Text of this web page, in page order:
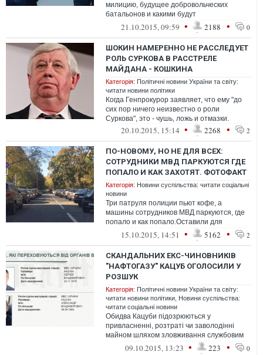
милицию, будущее добровольческих
батальонов и какими будут
спецподразделения полиции и
21.10.2015, 09:59 • 2188 • 0
ШОКИН НАМЕРЕННО НЕ РАССЛЕДУЕТ
РОЛЬ СУРКОВА В РАССТРЕЛЕ
МАЙДАНА - КОШКИНА
Категорія: Політичні новини України та світу:
читати новини політики
Когда Генпрокурор заявляет, что ему "до
сих пор ничего неизвестно о роли
Суркова", это - чушь, ложь и отмазки.
20.10.2015, 15:14 • 2268 • 2
ПО-НОВОМУ, НО НЕ ДЛЯ ВСЕХ:
СОТРУДНИКИ МВД ПАРКУЮТСЯ ГДЕ
ПОПАЛО И КАК ЗАХОТЯТ. ФОТОФАКТ
Категорія: Новини суспільства: читати соціальні
новини
Три патруля полиции пьют кофе, а
машины сотрудников МВД паркуются, где
попало и как попало.Оставили для
проезда машин лишь разделительную
15.10.2015, 14:51 • 5162 • 2
СКАНДАЛЬНИХ ЕКС-ЧИНОВНИКІВ
"НАФТОГАЗУ" КАЦУБ ОГОЛОСИЛИ У
РОЗШУК
Категорія: Політичні новини України та світу:
читати новини політики Новини суспільства:
читати соціальні новини
Обидва Кацуби підозрюються у
привласненні, розтраті чи заволодінні
майном шляхом зловживання службовим
положенням. Суд вже дав дозвіл на їх
09.10.2015, 13:23 • 223 • 0